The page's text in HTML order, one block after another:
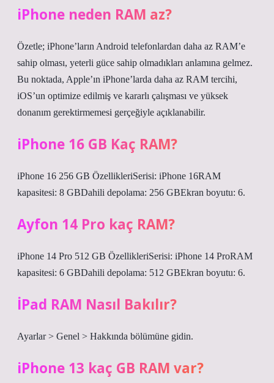
iPhone neden RAM az?
Özetle; iPhone’ların Android telefonlardan daha az RAM’e
sahip olması, yeterli güce sahip olmadıkları anlamına gelmez.
Bu noktada, Apple’ın iPhone’larda daha az RAM tercihi,
iOS’un optimize edilmiş ve kararlı çalışması ve yüksek
donanım gerektirmemesi gerçeğiyle açıklanabilir.
iPhone 16 GB Kaç RAM?
iPhone 16 256 GB ÖzellikleriSerisi: iPhone 16RAM
kapasitesi: 8 GBDahili depolama: 256 GBEkran boyutu: 6.
Ayfon 14 Pro kaç RAM?
iPhone 14 Pro 512 GB ÖzellikleriSerisi: iPhone 14 ProRAM
kapasitesi: 6 GBDahili depolama: 512 GBEkran boyutu: 6.
İPad RAM Nasıl Bakılır?
Ayarlar > Genel > Hakkında bölümüne gidin.
iPhone 13 kaç GB RAM var?